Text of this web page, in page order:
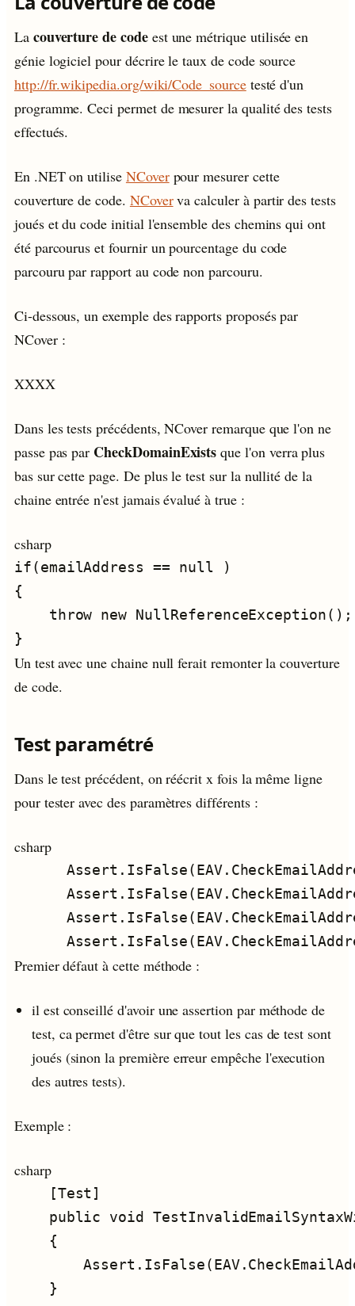
La couverture de codeest une métrique utilisée en
génie logiciel pour décrire le taux de code source
http://fr.wikipedia.org/wiki/Code_sourcetesté d'un
programme. Ceci permet de mesurer la qualité des tests
effectués.
En .NET on utilise NCoverpour mesurer cette
couverture de code. NCoverva calculer à partir des tests
joués et du code initial l'ensemble des chemins qui ont
été parcourus et fournir un pourcentage du code
parcouru par rapport au code non parcouru.
Ci-dessous, un exemple des rapports proposés par
NCover :
XXXX
Dans les tests précédents, NCover remarque que l'on ne
passe pas par CheckDomainExists que l'on verra plus
bas sur cette page. De plus le test sur la nullité de la
chaine entrée n'est jamais évalué à true :
csharp
Un test avec une chaine null ferait remonter la couverture
de code.
Test paramétré
Dans le test précédent, on réécrit x fois la même ligne
pour tester avec des paramètres différents :
csharp
Premier défaut à cette méthode :
il est conseillé d'avoir une assertion par méthode de
test, ca permet d'être sur que tout les cas de test sont
joués (sinon la première erreur empêche l'execution
des autres tests).
Exemple :
csharp